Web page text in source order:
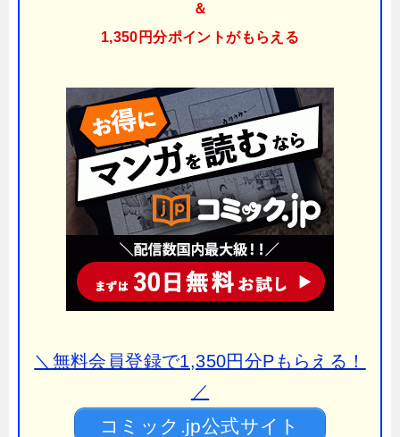
＆
1,350円分ポイントがもらえる
＼無料会員登録で1,350円分Pもらえる！
／
コミック.jp公式サイト